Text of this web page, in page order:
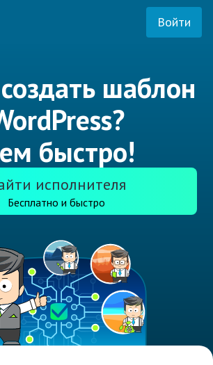
Войти
шаблон
быстро!
исполнителя
Бесплатно и быстро